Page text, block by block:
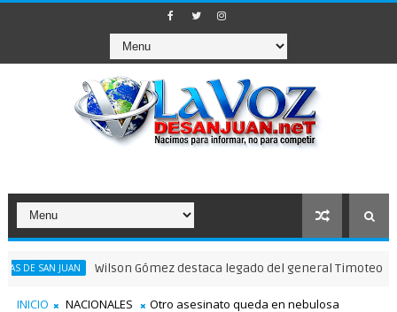
JUAN Wilson Gómez destaca legado del general Timoteo Ogando
INICIO NACIONALES Otro asesinato queda en nebulosa